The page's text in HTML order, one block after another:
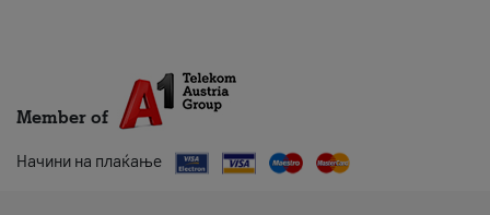
Member of
Начини на плаќање